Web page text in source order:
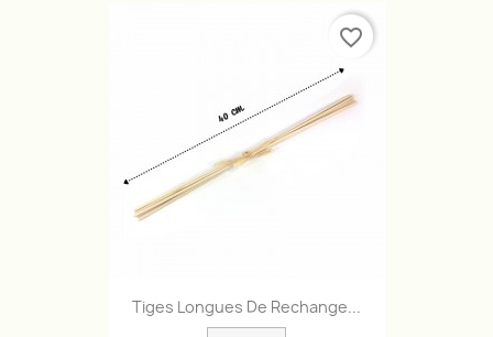
Tiges Longues De Rechange...
favorite_border